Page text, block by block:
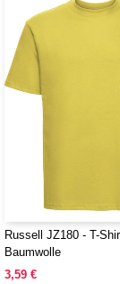
Russell JZ180 - T-
Baumwolle
3,59 €